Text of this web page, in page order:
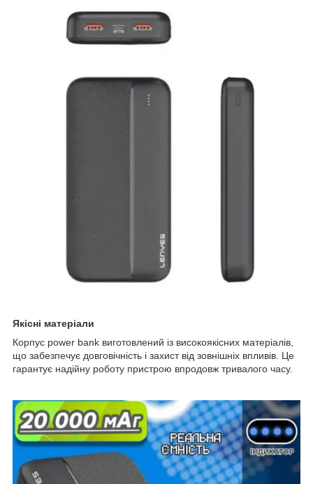
Якісні матеріали
Корпус power bank виготовлений із високоякісних матеріалів,
що забезпечує довговічність і захист від зовнішніх впливів. Це
гарантує надійну роботу пристрою впродовж тривалого часу.